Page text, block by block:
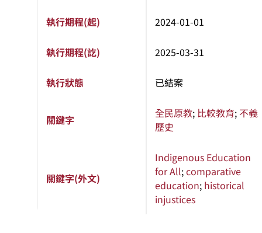
執行期程(起) 2024-01-01
執行期程(訖) 2025-03-31
執行狀態 已結案
關鍵字 全民原教; 比較教育; 不義
歷史
關鍵字(外文)
Indigenous Education
for All;comparative
education; historical
injustices